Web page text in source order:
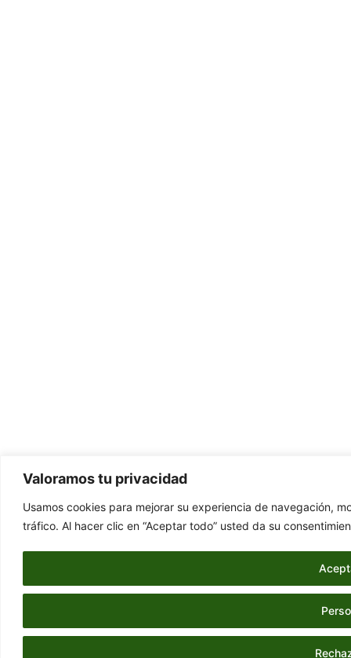
Valoramos tu privacidad
Usamos cookies para mejorar su experiencia de navegación,
tráfico. Al hacer clic en “Aceptar todo” usted da su